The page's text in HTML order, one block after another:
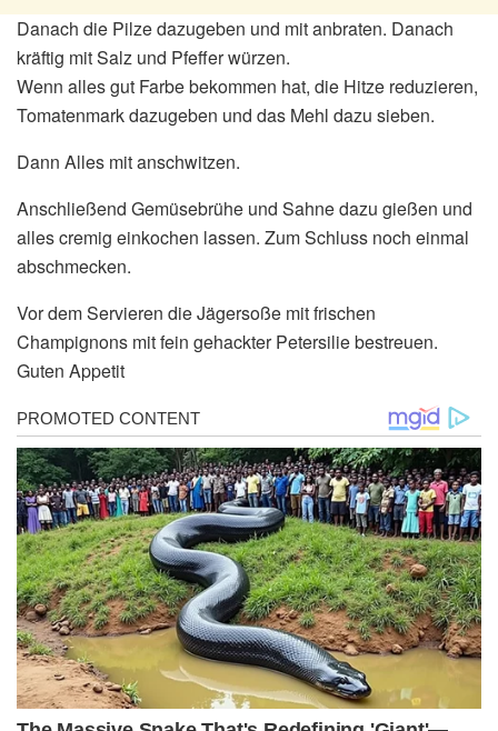
Danach die Pilze dazugeben und mit anbraten. Danach
kräftig mit Salz und Pfeffer würzen.
Wenn alles gut Farbe bekommen hat, die Hitze reduzieren,
Tomatenmark dazugeben und das Mehl dazu sieben.
Dann Alles mit anschwitzen.
Anschließend Gemüsebrühe und Sahne dazu gießen und
alles cremig einkochen lassen. Zum Schluss noch einmal
abschmecken.
Vor dem Servieren die Jägersoße mit frischen
Champignons mit fein gehackter Petersilie bestreuen.
Guten Appetit